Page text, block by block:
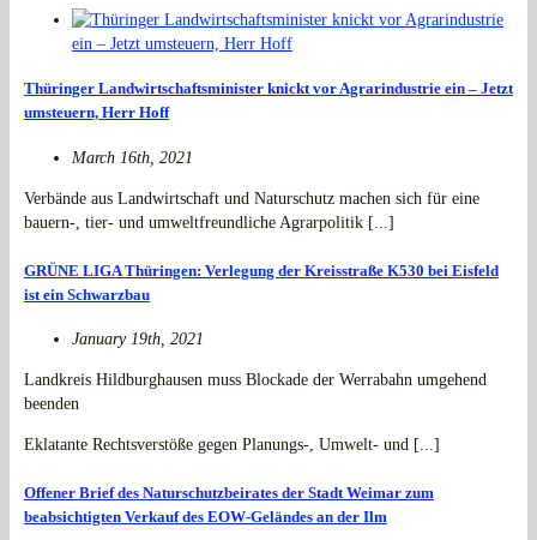
Thüringer Landwirtschaftsminister knickt vor Agrarindustrie ein – Jetzt
umsteuern, Herr Hoff
March 16th, 2021
Verbände aus Landwirtschaft und Naturschutz machen sich für eine
bauern-, tier- und umweltfreundliche Agrarpolitik [...]
GRÜNE LIGA Thüringen: Verlegung der Kreisstraße K530 bei Eisfeld
ist ein Schwarzbau
January 19th, 2021
Landkreis Hildburghausen muss Blockade der Werrabahn umgehend
beenden
Eklatante Rechtsverstöße gegen Planungs-, Umwelt- und [...]
Offener Brief des Naturschutzbeirates der Stadt Weimar zum
beabsichtigten Verkauf des EOW-Geländes an der Ilm